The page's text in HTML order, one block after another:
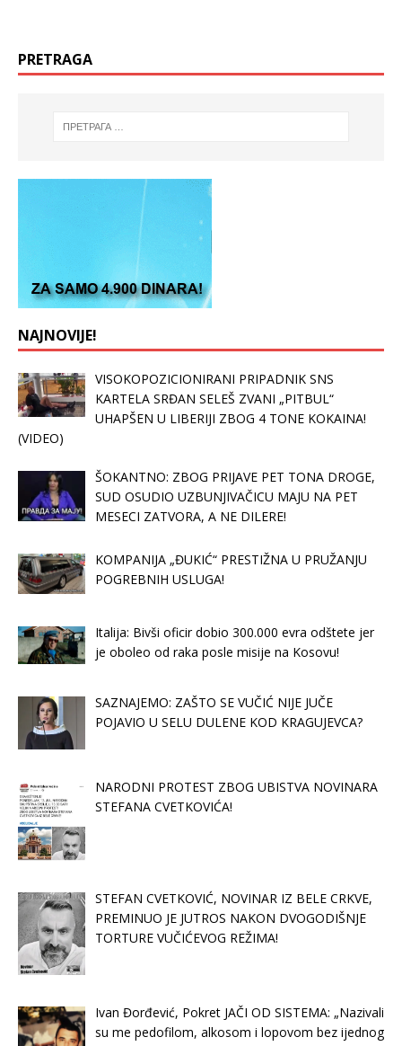
PRETRAGA
NAJNOVIJE!
VISOKOPOZICIONIRANI PRIPADNIK SNS
KARTELA SRĐAN SELEŠ ZVANI „PITBUL“
UHAPŠEN U LIBERIJI ZBOG 4 TONE KOKAINA!
(VIDEO)
ŠOKANTNO: ZBOG PRIJAVE PET TONA DROGE,
SUD OSUDIO UZBUNJIVAČICU MAJU NA PET
MESECI ZATVORA, A NE DILERE!
KOMPANIJA „ĐUKIĆ“ PRESTIŽNA U PRUŽANJU
POGREBNIH USLUGA!
Italija: Bivši oficir dobio 300.000 evra odštete jer
je oboleo od raka posle misije na Kosovu!
SAZNAJEMO: ZAŠTO SE VUČIĆ NIJE JUČE
POJAVIO U SELU DULENE KOD KRAGUJEVCA?
NARODNI PROTEST ZBOG UBISTVA NOVINARA
STEFANA CVETKOVIĆA!
STEFAN CVETKOVIĆ, NOVINAR IZ BELE CRKVE,
PREMINUO JE JUTROS NAKON DVOGODIŠNJE
TORTURE VUČIĆEVOG REŽIMA!
Ivan Đorđević, Pokret JAČI OD SISTEMA: „Nazivali
su me pedofilom, alkosom i lopovom bez ijednog